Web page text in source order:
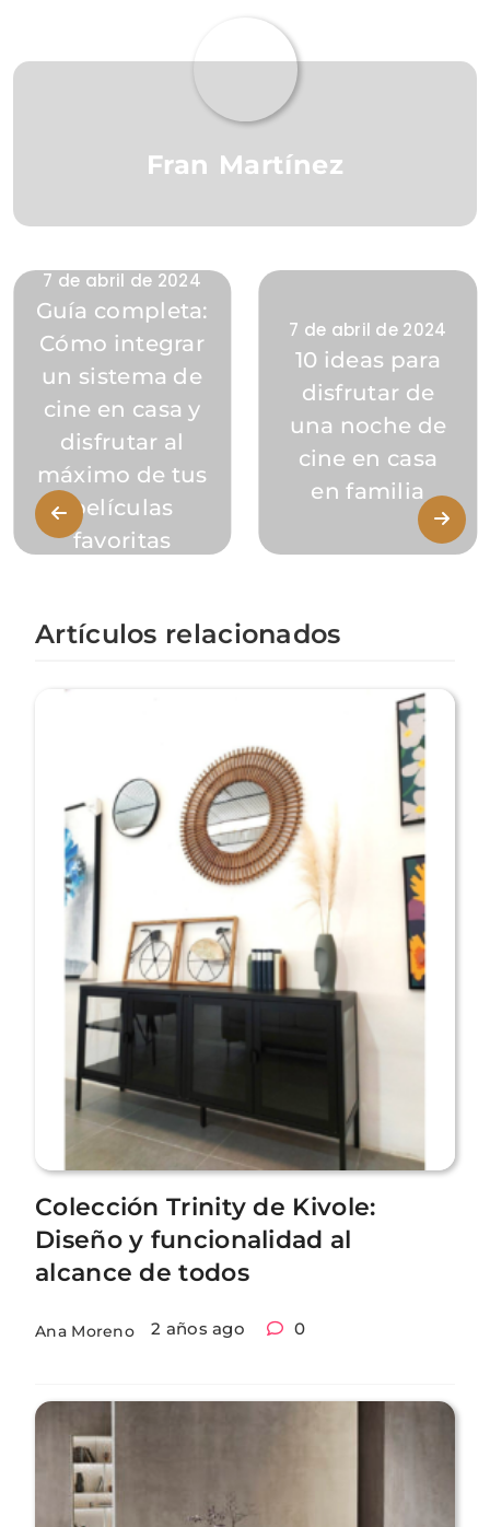
Fran Martínez
7 de abril de 2024
Guía completa:
Cómo integrar
un sistema de
cine en casa y
disfrutar al
máximo de tus
películas
favoritas
7 de abril de 2024
10 ideas para
disfrutar de
una noche de
cine en casa
en familia
Artículos relacionados
Colección Trinity de Kivole:
Diseño y funcionalidad al
alcance de todos
Ana Moreno 2 años ago 0